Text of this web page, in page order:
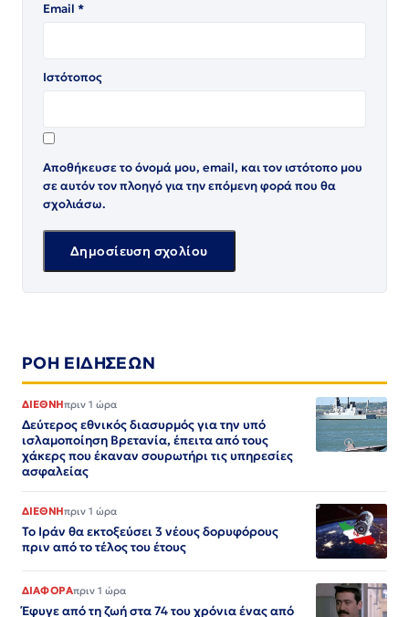
Email *
Ιστότοπος
Αποθήκευσε το όνομά μου, email, και τον ιστότοπο μου
σε αυτόν τον πλοηγό για την επόμενη φορά που θα
σχολιάσω.
ΡΟΗ ΕΙΔΗΣΕΩΝ
ΔΙΕΘΝΗπριν 1 ώρα
Δεύτερος εθνικός διασυρμός για την υπό
ισλαμοποίηση Βρετανία, έπειτα από τους
χάκερς που έκαναν σουρωτήρι τις υπηρεσίες
ασφαλείας
ΔΙΕΘΝΗπριν 1 ώρα
Το Ιράν θα εκτοξεύσει 3 νέους δορυφόρους
πριν από το τέλος του έτους
ΔΙΑΦΟΡΑπριν 1 ώρα
Έφυγε από τη ζωή στα 74 του χρόνια ένας από